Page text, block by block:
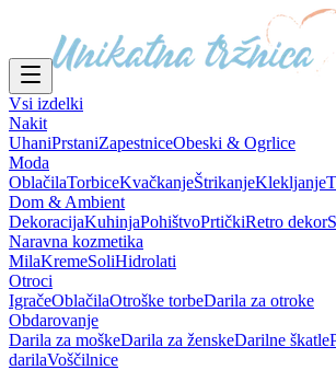
Vsi izdelki
Nakit
UhaniPrstaniZapestniceObeski & Ogrlice
Moda
OblačilaTorbiceKvačkanjeŠtrikanjeKlekljanje
Dom & Ambient
DekoracijaKuhinjaPohištvoPrtičkiRetro dekor
Naravna kozmetika
MilaKremeSoliHidrolati
Otroci
IgračeOblačilaOtroške torbeDarila za otroke
Obdarovanje
Darila za moškeDarila za ženskeDarilne škatle
darilaVoščilnice